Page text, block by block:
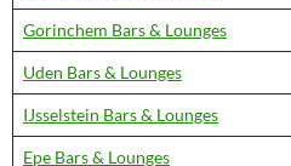
Gorinchem Bars & Lounges
Uden Bars & Lounges
IJsselstein Bars & Lounges
Epe Bars & Lounges